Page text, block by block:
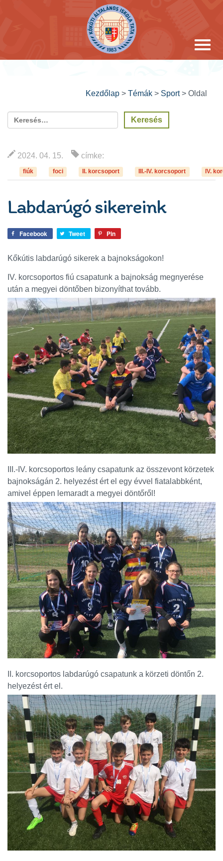
Kezdőlap > Témák > Sport> Oldal
2024. 04. 15. címke:
fiúk foci II. korcsoport III.-IV. korcsoport IV.
Labdarúgó sikereink
Facebook Tweet Pin
Kőkútis labdarúgó sikerek a bajnokságokon!
IV. korcsoportos fiú csapatunk a bajnokság megnyerése
után a megyei döntőben bizonyíthat tovább.
III.-IV. korcsoportos leány csapatunk az összevont körzetek
bajnokságán 2. helyezést ért el egy évvel fiatalabbként,
amivel éppen lemaradt a megyei döntőről!
II. korcsoportos labdarúgó csapatunk a körzeti döntőn 2.
helyezést ért el.